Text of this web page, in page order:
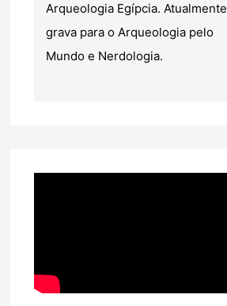
Arqueologia Egípcia. Atualmente
grava para o Arqueologia pelo
Mundo e Nerdologia.